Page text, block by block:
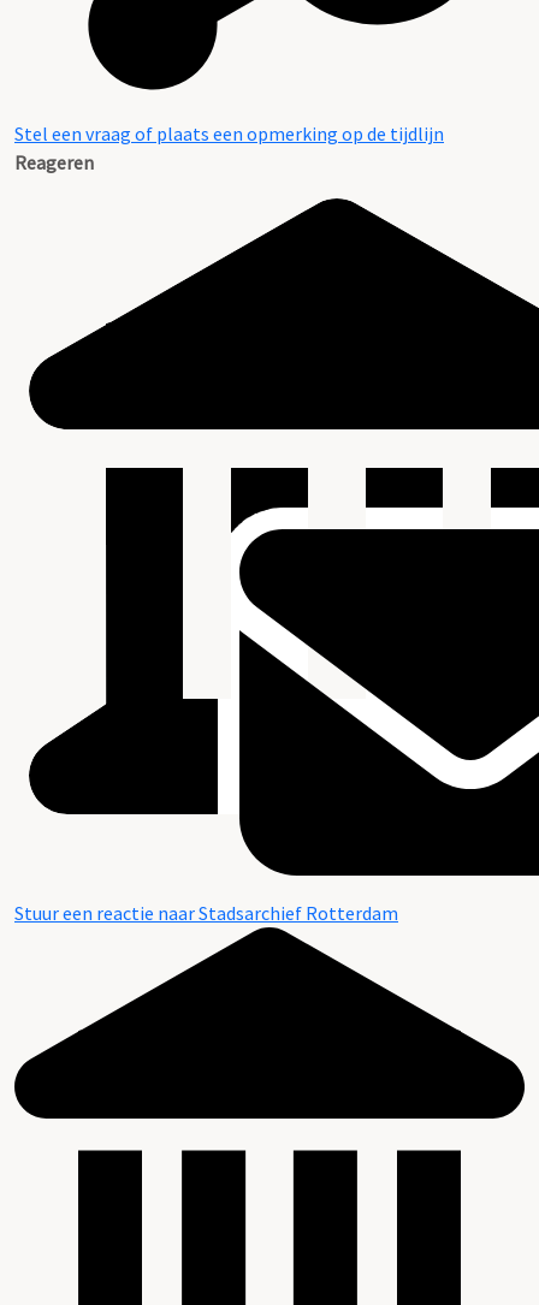
Stel een vraag of plaats een opmerking op de tijdlijn
Reageren
Stuur een reactie naar Stadsarchief Rotterdam